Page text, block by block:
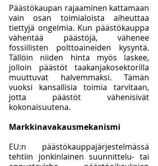
Päästökaupan rajaaminen kattamaan
vain osan toimialoista aiheuttaa
tiettyjä ongelmia. Kun päästökauppa
vähentää päästöjä, vähenee
fossiilisten polttoaineiden kysyntä.
Tällöin niiden hinta myös laskee,
jolloin päästöt taakanjakosektorilla
muuttuvat halvemmaksi. Tämän
vuoksi kansallisia toimia tarvitaan,
jotta päästöt vähenisivät
kokonaisuutena.
Markkinavakausmekanismi
EU:n päästökauppajärjestelmässä
tehtiin jonkinlainen suunnittelu- tai